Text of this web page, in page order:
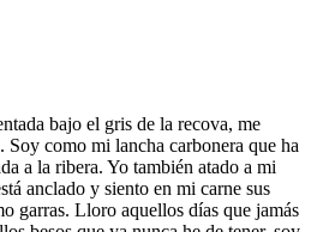
bajo el gris de la recova, me
Soy como mi lancha carbonera que ha
a la ribera. Yo también atado a mi
anclado y siento en mi carne sus
garras. Lloro aquellos días que jamás